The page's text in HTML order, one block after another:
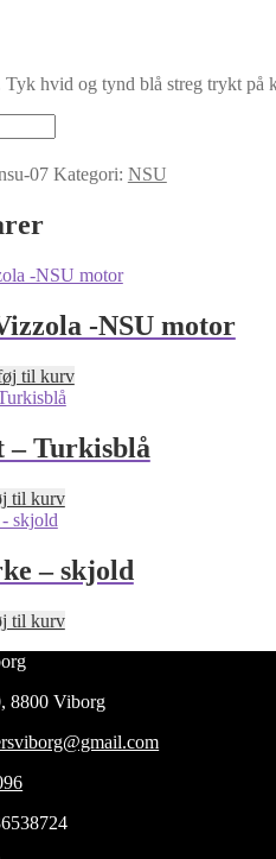
hvid og tynd blå streg trykt på
07 Kategori: NSU
-NSU motor
til kurv
– Turkisblå
til kurv
– skjold
til kurv
8800 Viborg